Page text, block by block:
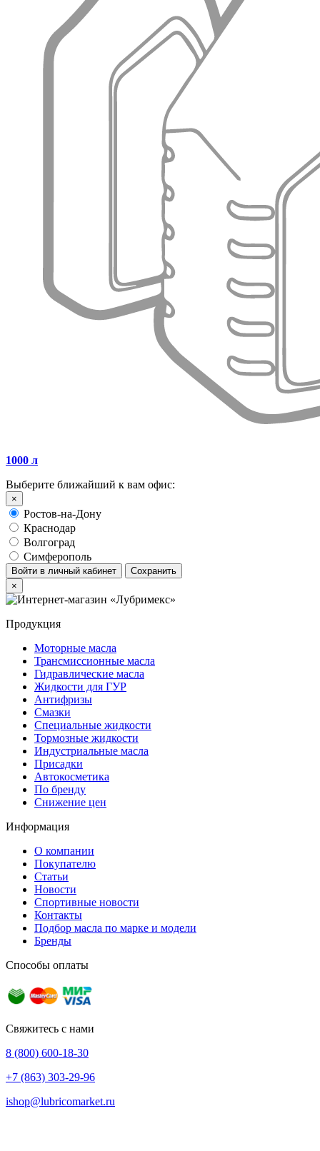
1000 л
Выберите ближайший к вам офис:
×
Ростов-на-Дону
Краснодар
Волгоград
Симферополь
Войти в личный кабинет
Сохранить
×
Продукция
Моторные масла
Трансмиссионные масла
Гидравлические масла
Жидкости для ГУР
Антифризы
Смазки
Специальные жидкости
Тормозные жидкости
Индустриальные масла
Присадки
Автокосметика
По бренду
Снижение цен
Информация
О компании
Покупателю
Статьи
Новости
Спортивные новости
Контакты
Подбор масла по марке и модели
Бренды
Способы оплаты
Свяжитесь с нами
8 (800) 600-18-30
+7 (863) 303-29-96
ishop@lubricomarket.ru